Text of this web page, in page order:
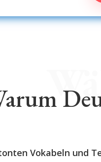
Vokabeln und